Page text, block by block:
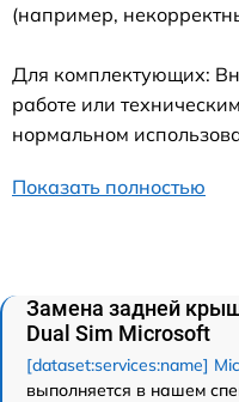
(например,
Для комплектующих:
работе или
нормальном
Показать полностью
Замена задней
Dual Sim Microsoft
[dataset:services:name]
выполняется в нашем